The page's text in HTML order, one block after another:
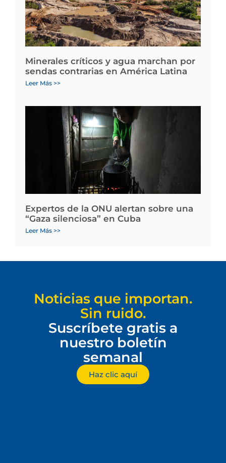
Minerales críticos y agua marchan por
sendas contrarias en América Latina
Leer Más >>
Expertos de la ONU alertan sobre una
“Gaza silenciosa” en Cuba
Leer Más >>
Noticias que importan.
Sin ruido.
Suscríbete gratis a
nuestro boletín
semanal
Haz clic aquí